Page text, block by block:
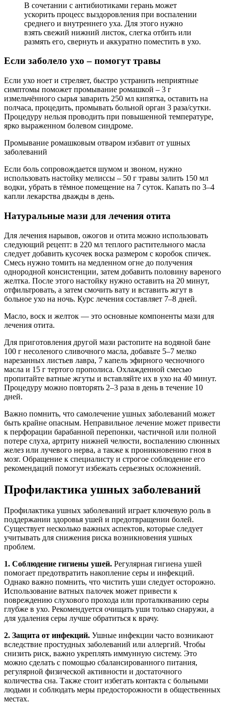
В сочетании с антибиотиками герань может
ускорить процесс выздоровления при воспалении
среднего и внутреннего уха. Для этого нужно
взять свежий нижний листок, слегка отбить или
размять его, свернуть и аккуратно поместить в ухо.
Если заболело ухо – помогут травы
Если ухо ноет и стреляет, быстро устранить неприятные
симптомы поможет промывание ромашкой – 3 г
измельчённого сырья заварить 250 мл кипятка, оставить на
полчаса, процедить, промывать больной орган 3 раза/сутки.
Процедуру нельзя проводить при повышенной температуре,
ярко выраженном болевом синдроме.
Промывание ромашковым отваром избавит от ушных
заболеваний
Если боль сопровождается шумом и звоном, нужно
использовать настойку мелиссы – 50 г травы залить 150 мл
водки, убрать в тёмное помещение на 7 суток. Капать по 3–4
капли лекарства дважды в день.
Натуральные мази для лечения отита
Для лечения нарывов, ожогов и отита можно использовать
следующий рецепт: в 220 мл теплого растительного масла
следует добавить кусочек воска размером с коробок спичек.
Смесь нужно томить на медленном огне до получения
однородной консистенции, затем добавить половину вареного
желтка. После этого настойку нужно оставить на 20 минут,
отфильтровать, а затем смочить вату и вставить жгут в
больное ухо на ночь. Курс лечения составляет 7–8 дней.
Масло, воск и желток — это основные компоненты мази для
лечения отита.
Для приготовления другой мази растопите на водяной бане
100 г несоленого сливочного масла, добавьте 5–7 мелко
нарезанных листьев лавра, 7 капель эфирного чесночного
масла и 15 г тертого прополиса. Охлажденной смесью
пропитайте ватные жгуты и вставляйте их в ухо на 40 минут.
Процедуру можно повторять 2–3 раза в день в течение 10
дней.
Важно помнить, что самолечение ушных заболеваний может
быть крайне опасным. Неправильное лечение может привести
к перфорации барабанной перепонки, частичной или полной
потере слуха, артриту нижней челюсти, воспалению слюнных
желез или лучевого нерва, а также к проникновению гноя в
мозг. Обращение к специалисту и строгое соблюдение его
рекомендаций помогут избежать серьезных осложнений.
Профилактика ушных заболеваний
Профилактика ушных заболеваний играет ключевую роль в
поддержании здоровья ушей и предотвращении болей.
Существует несколько важных аспектов, которые следует
учитывать для снижения риска возникновения ушных
проблем.
1. Соблюдение гигиены ушей. Регулярная гигиена ушей
помогает предотвратить накопление серы и инфекций.
Однако важно помнить, что чистить уши следует осторожно.
Использование ватных палочек может привести к
повреждению слухового прохода или проталкиванию серы
глубже в ухо. Рекомендуется очищать уши только снаружи, а
для удаления серы лучше обратиться к врачу.
2. Защита от инфекций. Ушные инфекции часто возникают
вследствие простудных заболеваний или аллергий. Чтобы
снизить риск, важно укреплять иммунную систему. Это
можно сделать с помощью сбалансированного питания,
регулярной физической активности и достаточного
количества сна. Также стоит избегать контакта с больными
людьми и соблюдать меры предосторожности в общественных
местах.